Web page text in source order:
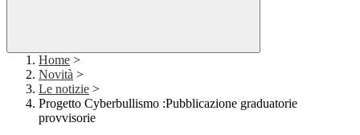
Home >
Novità >
Le notizie >
Progetto Cyberbullismo :Pubblicazione graduatorie
provvisorie